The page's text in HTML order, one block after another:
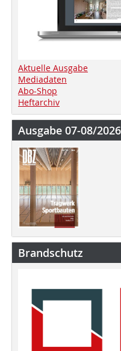
Aktuelle Ausgabe
Mediadaten
Abo-Shop
Heftarchiv
Ausgabe 07-08/2026
Brandschutz